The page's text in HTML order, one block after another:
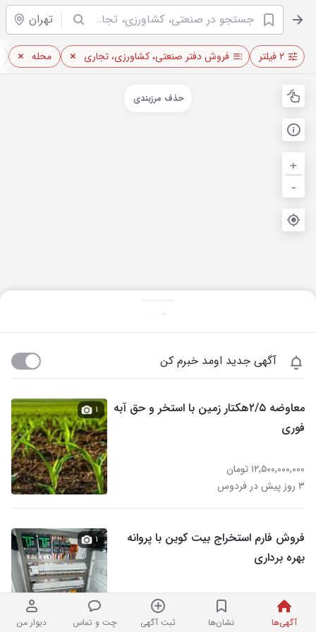
تهران
آگهی‌ها نشان‌ها ثبت آگهی چت و تماس دیوار من
۲ فیلتر فروش دفتر صنعتی، کشاورزی، تجاری محله
+
-
حذف مرزبندی
آگهی جدید اومد خبرم کن
معاوضه ۲/۵هکتار زمین با استخر و حق آبه
فوری
۱۲,۵۰۰,۰۰۰,۰۰۰ تومان
۳ روز پیش در فردوس
۱
فروش فارم استخراج بیت کوین با پروانه
بهره برداری
۱۲,۰۰۰,۰۰۰,۰۰۰ تومان
نردبان شده
در فردوس
۱